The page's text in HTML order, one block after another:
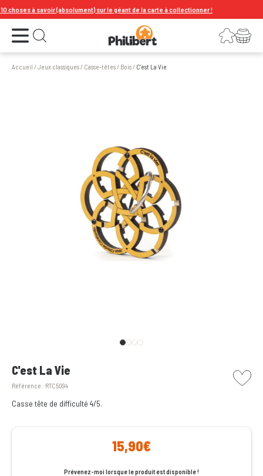
choses à savoir (absolument) sur le géant de la carte à collectionner !
Ouvrir le menu Ouvrir la recherche Connexion
Votre panier
Accueil /Jeux classiques/ Casse-têtes/ Bois/ C'est La Vie
C'est La Vie
Référence : RTC5094
picto
Casse tête de difficulté 4/5.
15,90€
Prévenez-moi lorsque le produit est disponible !